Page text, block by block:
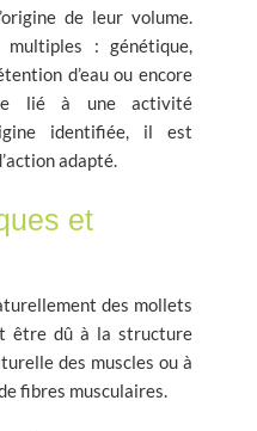
de leur volume.
: génétique,
d’eau ou encore
lié à une activité
identifiée, il est
adapté.
et
des mollets
être dû à la structure
des muscles ou à
fibres musculaires.